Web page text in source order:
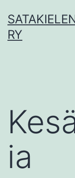
sisältöön
RY
ia